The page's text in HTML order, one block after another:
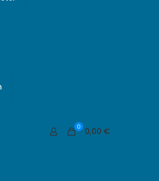
0 0,00 €